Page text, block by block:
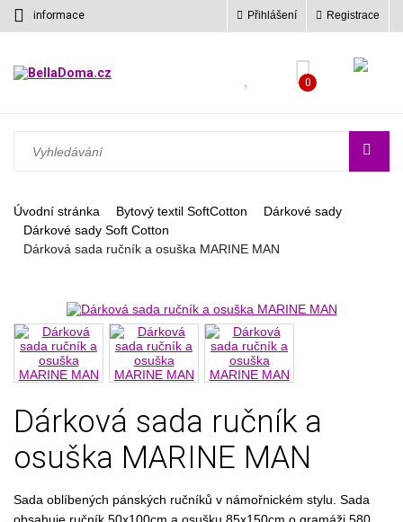
informace Přihlášení Registrace
0
Úvodní stránka Bytový textil SoftCotton
Dárkové sady
Dárkové sady Soft Cotton
Dárková sada ručník a osuška MARINE MAN
Dárková sada ručník a
osuška MARINE MAN
Sada oblíbených pánských ručníků v námořnickém stylu. Sada